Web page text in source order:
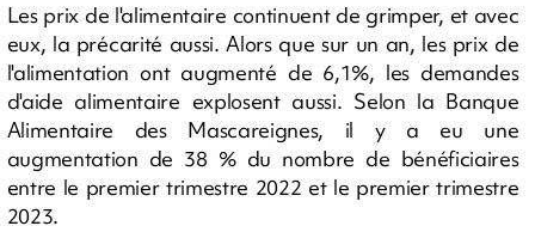
Les prix de l'alimentaire continuent de grimper, et avec
eux, la précarité aussi. Alors que sur un an, les prix de
l'alimentation ont augmenté de 6,1%, les demandes
d'aide alimentaire explosent aussi. Selon la Banque
Alimentaire des Mascareignes, il y a eu une
augmentation de 38 % du nombre de bénéficiaires
entre le premier trimestre 2022 et le premier trimestre
2023.